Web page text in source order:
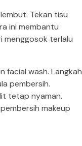
Tekan tisu
ini membantu
menggosok terlalu
facial wash. Langkah
pembersih.
tetap nyaman.
makeup